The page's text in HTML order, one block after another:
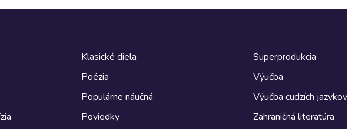
Klasické diela
Poézia
Populárne náučná
Poviedky
Superprodukcia
Výučba
Výučba cudzích jazykov
Zahraničná literatúra